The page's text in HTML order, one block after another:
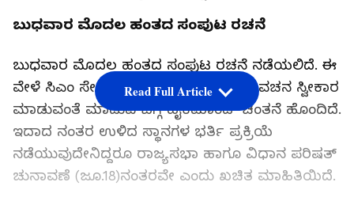
ಬುಧವಾರ ಮೊದಲ ಹಂತದ ಸಂಪುಟ ರಚನೆ
ಬುಧವಾರ ಮೊದಲ ಹಂತದ ಸಂಪುಟ ರಚನೆ ನಡೆಯಲಿದೆ. ಈ
ವೇಳೆ ಸಿಎಂ ಸೇರಿ 9 ಮಂದಿ ಮಾತ್ರ ಪ್ರಮಾಣ ವಚನ ಸ್ವೀಕಾರ
ಮಾಡುವಂತೆ ಮಾಡುವ ಬಗ್ಗೆ ಹೈಕಮಾಂಡ್ ಚಿಂತನೆ ಹೊಂದಿದೆ.
ಇದಾದ ನಂತರ ಉಳಿದ ಸ್ಥಾನಗಳ ಭರ್ತಿ ಪ್ರಕ್ರಿಯೆ
ನಡೆಯುವುದೇನಿದ್ದರೂ ರಾಜ್ಯಸಭಾ ಹಾಗೂ ವಿಧಾನ ಪರಿಷತ್‌
ಚುನಾವಣೆ (ಜೂ.18)ನಂತರವೇ ಎಂದು ಖಚಿತ ಮಾಹಿತಿಯಿದೆ.
Read Full Article